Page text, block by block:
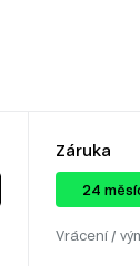
Záruka
24
Vrácení /